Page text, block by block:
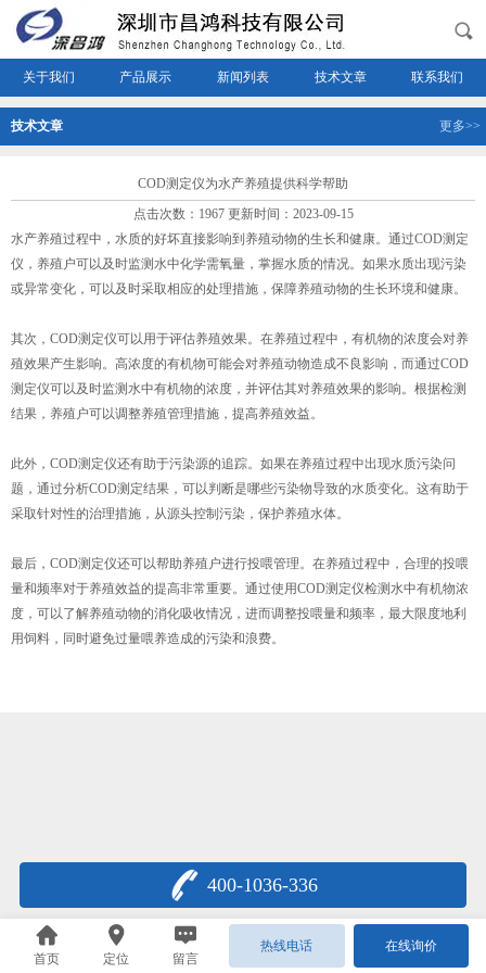
关于我们 产品展示 新闻列表 技术文章 联系我们
技术文章 更多>>
COD测定仪为水产养殖提供科学帮助
点击次数：1967 更新时间：2023-09-15
水产养殖过程中，水质的好坏直接影响到养殖动物的生长和健康。通过COD测定
仪，养殖户可以及时监测水中化学需氧量，掌握水质的情况。如果水质出现污染
或异常变化，可以及时采取相应的处理措施，保障养殖动物的生长环境和健康。
其次，COD测定仪可以用于评估养殖效果。在养殖过程中，有机物的浓度会对养
殖效果产生影响。高浓度的有机物可能会对养殖动物造成不良影响，而通过COD
测定仪可以及时监测水中有机物的浓度，并评估其对养殖效果的影响。根据检测
结果，养殖户可以调整养殖管理措施，提高养殖效益。
此外，COD测定仪还有助于污染源的追踪。如果在养殖过程中出现水质污染问
题，通过分析COD测定结果，可以判断是哪些污染物导致的水质变化。这有助于
采取针对性的治理措施，从源头控制污染，保护养殖水体。
最后，COD测定仪还可以帮助养殖户进行投喂管理。在养殖过程中，合理的投喂
量和频率对于养殖效益的提高非常重要。通过使用COD测定仪检测水中有机物浓
度，可以了解养殖动物的消化吸收情况，进而调整投喂量和频率，最大限度地利
用饲料，同时避免过量喂养造成的污染和浪费。
400-1036-336
首页 定位 留言
热线电话 在线询价